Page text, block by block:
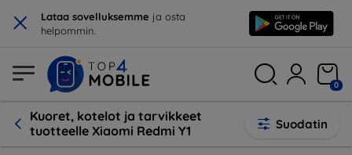
× Lataa sovelluksemme ja osta
helpommin.
0
Kuoret, kotelot ja tarvikkeet
tuotteelle Xiaomi Redmi Y1
Suodatin